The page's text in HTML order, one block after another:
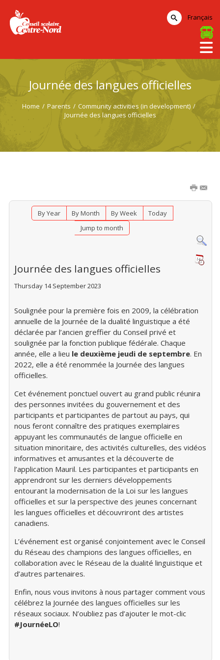
Journée des langues officielles
Home / Parents / Community activities (in development) /
Journée des langues officielles
By Year By Month By Week
Today
Jump to month
Journée des langues officielles
Thursday 14 September 2023
Soulignée pour la première fois en 2009, la célébration
annuelle de la Journée de la dualité linguistique a été
déclarée par l’ancien greffier du Conseil privé et
soulignée par la fonction publique fédérale. Chaque
année, elle a lieu le deuxième jeudi de septembre. En
2022, elle a été renommée la Journée des langues
officielles.
Cet événement ponctuel ouvert au grand public réunira
des personnes invitées du gouvernement et des
participants et participantes de partout au pays, qui
nous feront connaître des pratiques exemplaires
appuyant les communautés de langue officielle en
situation minoritaire, des activités culturelles, des vidéos
informatives et amusantes et la découverte de
l’application Mauril. Les participantes et participants en
apprendront sur les derniers développements
entourant la modernisation de la Loi sur les langues
officielles et sur la perspective des jeunes concernant
les langues officielles et découvriront des artistes
canadiens.
L’événement est organisé conjointement avec le Conseil
du Réseau des champions des langues officielles, en
collaboration avec le Réseau de la dualité linguistique et
d’autres partenaires.
Enfin, nous vous invitons à nous partager comment vous
célébrez la Journée des langues officielles sur les
réseaux sociaux. N’oubliez pas d’ajouter le mot-clic
#JournéeLO!
Français